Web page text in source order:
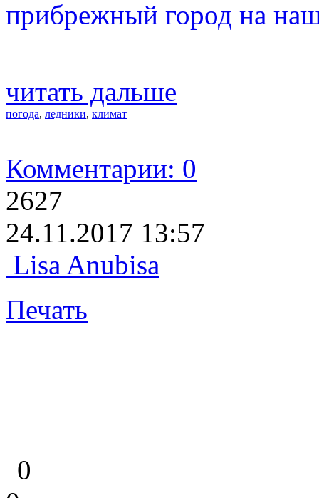
прибрежный город на
читать дальше
погода, ледники, климат
Комментарии: 0
2627
24.11.2017 13:57
Lisa Anubisa
Печать
0